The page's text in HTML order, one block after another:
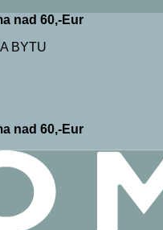
nad 60,-Eur
BYTU
nad 60,-Eur